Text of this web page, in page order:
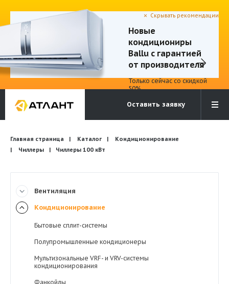
Новые
кондициониры
Ballu с гарантией
от производителя
Только сейчас со скидкой
50%
Скрывать рекомендации
Оставить заявку
Электронная почта
info@atlantcompany.ru 8 (495) 532-45-07
Акции
Бренды
Бланки запросов
Главная страница Каталог
Кондиционирование
Чиллеры
Чиллеры 100 кВт
Вентиляция
Кондиционирование
Бытовые сплит-системы
Полупромышленные кондиционеры
Мультизональные VRF- и VRV-системы
кондиционирования
Фанкойлы